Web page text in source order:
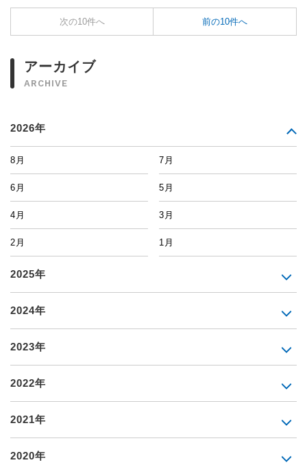
次の10件へ 前の10件へ
アーカイブ
ARCHIVE
2026年
8月 7月
6月 5月
4月 3月
2月 1月
2025年
2024年
2023年
2022年
2021年
2020年